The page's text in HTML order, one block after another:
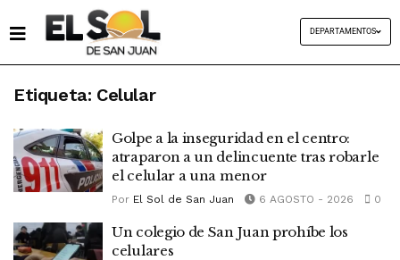
DEPARTAMENTOS
Etiqueta: Celular
Golpe a la inseguridad en el centro:
atraparon a un delincuente tras robarle
el celular a una menor
Por El Sol de San Juan 6 AGOSTO - 2026 0
Un colegio de San Juan prohíbe los
celulares